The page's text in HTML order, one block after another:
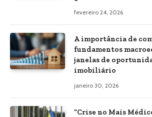
fevereiro 24, 2026
A importância de
fundamentos
janelas de
imobiliário
janeiro 30, 2026
“Crise no Mais